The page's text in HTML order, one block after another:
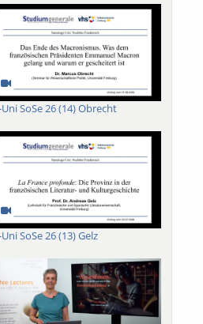
Uni SoSe 26 (14) Obrecht
SoSe 26 (13) Gelz